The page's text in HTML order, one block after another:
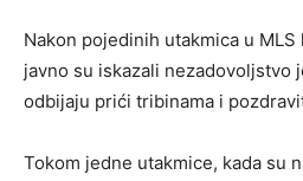
Nakon pojedinih utakmica u
javno su iskazali nezadovoljstvo
odbijaju prići tribinama i
Tokom jedne utakmice, kada su